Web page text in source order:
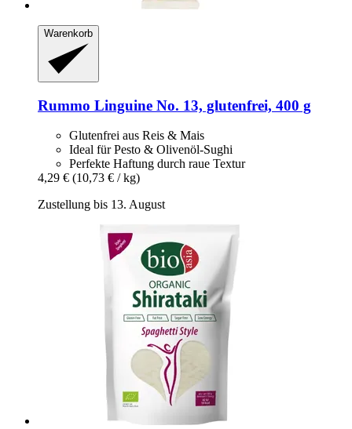
Warenkorb
Rummo Linguine No. 13, glutenfrei, 400 g
Glutenfrei aus Reis & Mais
Ideal für Pesto & Olivenöl-Sughi
Perfekte Haftung durch raue Textur
4,29 € (10,73 € / kg)
Zustellung bis 13. August